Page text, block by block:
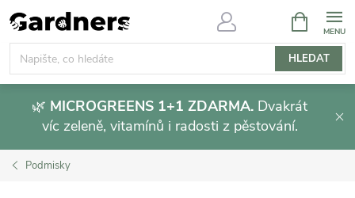
Přejít
na
obsah
HLEDAT
NÁKUPNÍ
KOŠÍK
🌿 MICROGREENS 1+1 ZDARMA. Dvakrát
víc zeleně, vitamínů i radosti z pěstování.
Podmisky